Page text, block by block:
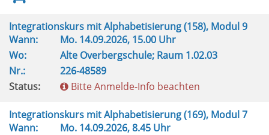
Integrationskurs mit Alphabetisierung (158), Modul 9
Wann:
Mo. 14.09.2026, 15.00 Uhr
Wo:
Alte Overbergschule; Raum 1.02.03
Nr.:
226-48589
Status:
Bitte Anmelde-Info beachten
Integrationskurs mit Alphabetisierung (169), Modul 7
Wann:
Mo. 14.09.2026, 8.45 Uhr